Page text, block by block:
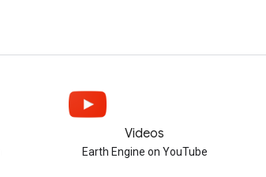
Videos
Earth Engine on YouTube